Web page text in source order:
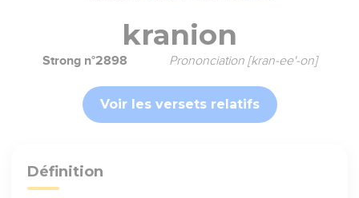
kranion
Strong n°2898 Prononciation [kran-ee'-on]
Voir les versets relatifs
Définition